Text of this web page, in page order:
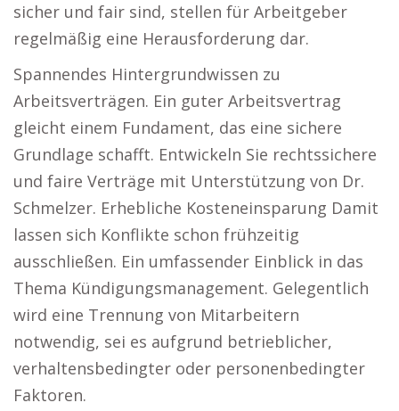
sicher und fair sind, stellen für Arbeitgeber
regelmäßig eine Herausforderung dar.
Spannendes Hintergrundwissen zu
Arbeitsverträgen. Ein guter Arbeitsvertrag
gleicht einem Fundament, das eine sichere
Grundlage schafft. Entwickeln Sie rechtssichere
und faire Verträge mit Unterstützung von Dr.
Schmelzer. Erhebliche Kosteneinsparung Damit
lassen sich Konflikte schon frühzeitig
ausschließen. Ein umfassender Einblick in das
Thema Kündigungsmanagement. Gelegentlich
wird eine Trennung von Mitarbeitern
notwendig, sei es aufgrund betrieblicher,
verhaltensbedingter oder personenbedingter
Faktoren.